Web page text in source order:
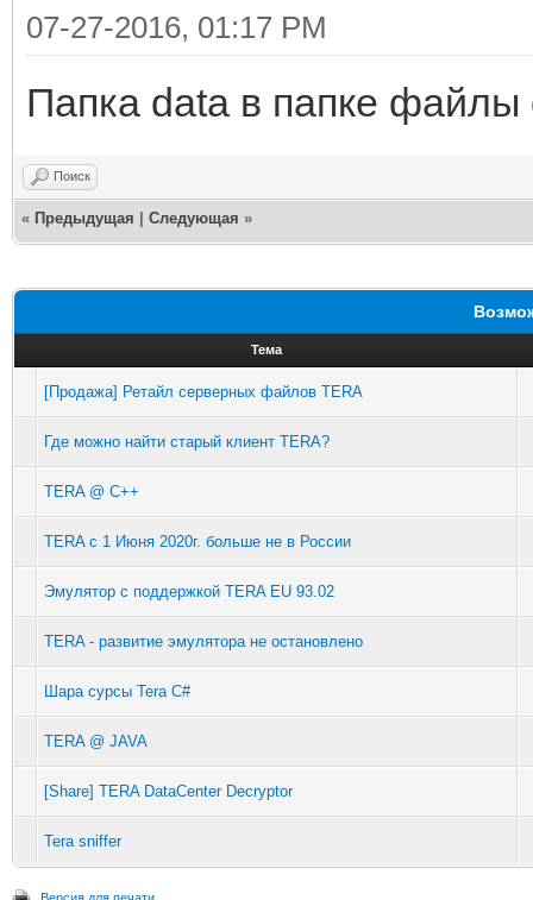
07-27-2016, 01:17 PM
Папка data в папке
Поиск
« Предыдущая Следующая »
Тема
[Продажа] Ретайл серверных файлов TERA
Где можно найти старый клиент TERA?
TERA @ C++
TERA с 1 Июня 2020г. больше не в России
Эмулятор с поддержкой TERA EU 93.02
TERA - развитие эмулятора не остановлено
Шара сурсы Tera C#
TERA @ JAVA
[Share] TERA DataCenter Decryptor
Tera sniffer